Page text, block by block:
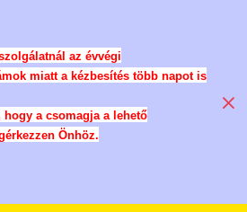
az évvégi
miatt a kézbesítés több napot is
hogy a csomagja a lehető
Önhöz.